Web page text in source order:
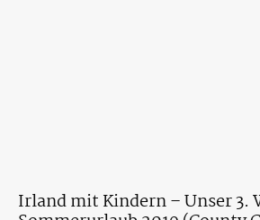
Irland mit Kindern – Unser 3.